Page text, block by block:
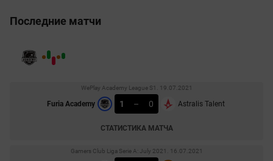
Последние матчи
WePlay Academy League S1. 19.07.2021
Furia Academy 1 – 0 Astralis Talent
СТАТИСТИКА МАТЧА
Gamers Club Liga Serie A: July 2021. 16.07.2021